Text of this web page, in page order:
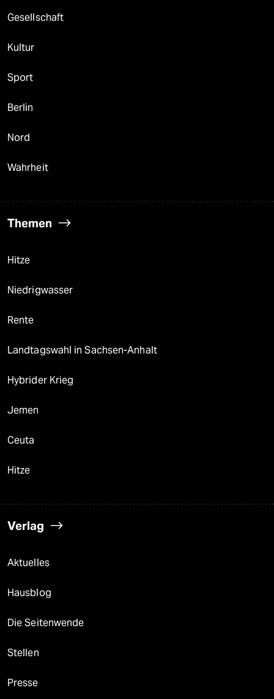
Gesellschaft
Kultur
Sport
Berlin
Nord
Wahrheit
Themen
Hitze
Niedrigwasser
Rente
Landtagswahl in Sachsen-Anhalt
Hybrider Krieg
Jemen
Ceuta
Hitze
Verlag
Aktuelles
Hausblog
Die Seitenwende
Stellen
Presse